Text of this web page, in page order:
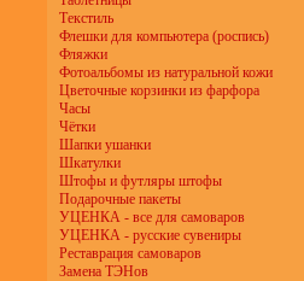
Текстиль
Флешки для компьютера (роспись)
Фляжки
Фотоальбомы из натуральной кожи
Цветочные корзинки из фарфора
Часы
Чётки
Шапки ушанки
Шкатулки
Штофы и футляры штофы
Подарочные пакеты
УЦЕНКА - все для самоваров
УЦЕНКА - русские сувениры
Реставрация самоваров
Замена ТЭНов